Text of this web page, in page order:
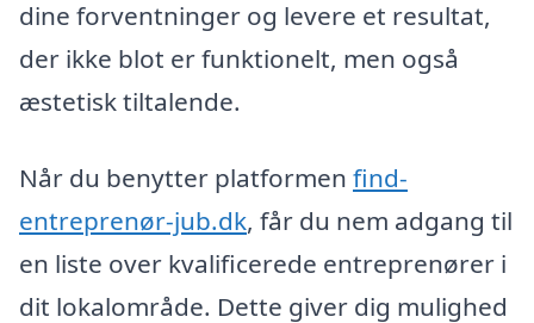
dine forventninger og levere et resultat,
der ikke blot er funktionelt, men også
æstetisk tiltalende.
Når du benytter platformen find-
entreprenør-jub.dk, får du nem adgang til
en liste over kvalificerede entreprenører i
dit lokalområde. Dette giver dig mulighed